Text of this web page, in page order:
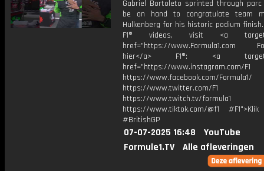
Gabriel Bortoleto sprinted through
be on hand to congratulate team
Hulkenberg for his historic podium
F1® videos, visit <a
href="https://www.Formula1.com
hier</a> F1®: <a
href="https://www.instagram.com/F1
https://www.facebook.com/Formula1/
https://www.twitter.com/F1
https://www.twitch.tv/formula1
https://www.tiktok.com/@f1
#BritishGP
07-07-2025 16:48
YouTube
Formule1.TV
Alle afleveringen